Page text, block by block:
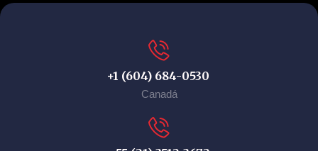
+1 (604) 684-0530
Canadá